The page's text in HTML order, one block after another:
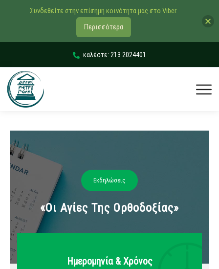
καλέστε: 213 2024401
Εκδηλώσεις
«Οι Αγίες Της Ορθοδοξίας»
Ημερομηνία & Xρόνος
Συνδεθείτε στην επίσημη κοινότητα μας στο Viber.
Περισσότερα